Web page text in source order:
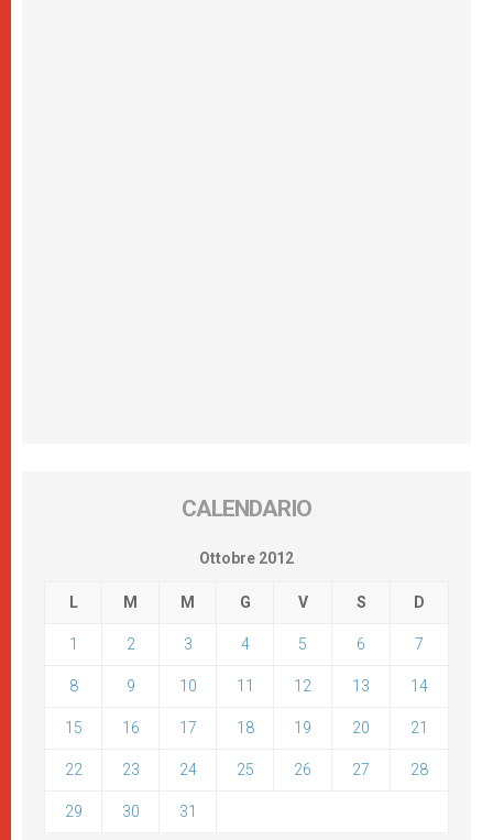
CALENDARIO
Ottobre 2012
L M M G V S D
1 2 3 4 5 6 7
8 9 10 11 12 13 14
15 16 17 18 19 20 21
22 23 24 25 26 27 28
29 30 31